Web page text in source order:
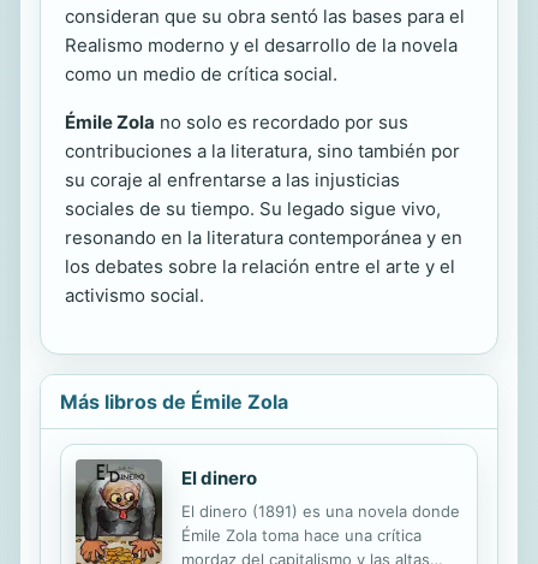
consideran que su obra sentó las bases para el
Realismo moderno y el desarrollo de la novela
como un medio de crítica social.
Émile Zola no solo es recordado por sus
contribuciones a la literatura, sino también por
su coraje al enfrentarse a las injusticias
sociales de su tiempo. Su legado sigue vivo,
resonando en la literatura contemporánea y en
los debates sobre la relación entre el arte y el
activismo social.
Más libros de Émile Zola
El dinero
El dinero (1891) es una novela donde
Émile Zola toma hace una crítica
mordaz del capitalismo y las altas